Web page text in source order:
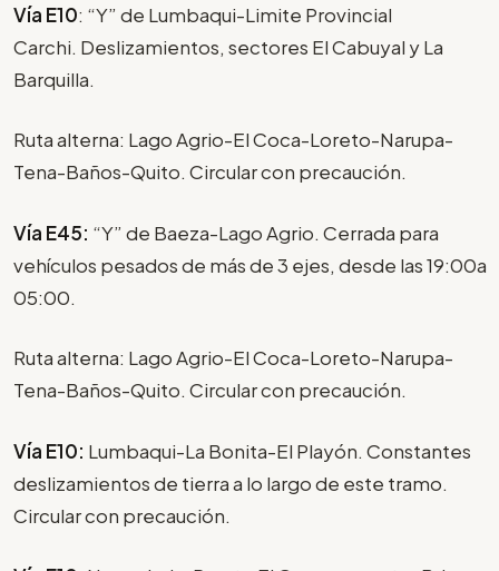
Vía E10: “Y” de Lumbaqui-Limite Provincial
Carchi. Deslizamientos, sectores El Cabuyal y La
Barquilla.
Ruta alterna: Lago Agrio-El Coca-Loreto-Narupa-
Tena-Baños-Quito. Circular con precaución.
Vía E45: “Y” de Baeza-Lago Agrio. Cerrada para
vehículos pesados de más de 3 ejes, desde las 19:00a
05:00.
Ruta alterna: Lago Agrio-El Coca-Loreto-Narupa-
Tena-Baños-Quito. Circular con precaución.
Vía E10: Lumbaqui-La Bonita-El Playón. Constantes
deslizamientos de tierra a lo largo de este tramo.
Circular con precaución.